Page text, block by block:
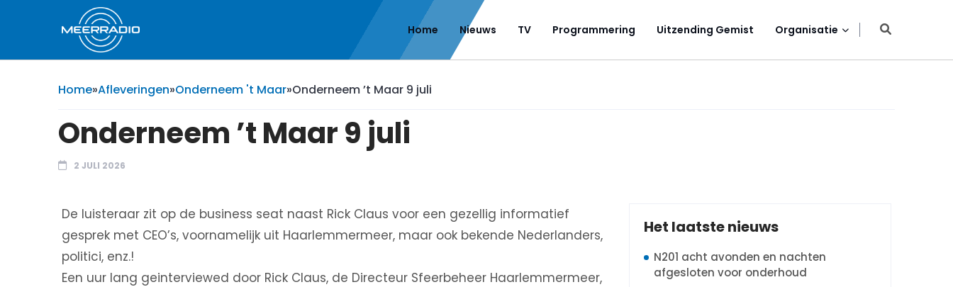
Home Nieuws TV Programmering Uitzending Gemist Organisatie
Home»Afleveringen»Onderneem 't Maar»Onderneem ’t Maar 9 juli
Onderneem ’t Maar 9 juli
2 JULI 2026
De luisteraar zit op de business seat naast Rick Claus voor een gezellig informatief
gesprek met CEO’s, voornamelijk uit Haarlemmermeer, maar ook bekende Nederlanders,
politici, enz.!
Een uur lang geinterviewed door Rick Claus, de Directeur Sfeerbeheer Haarlemmermeer,
Het laatste nieuws
N201 acht avonden en nachten
afgesloten voor onderhoud